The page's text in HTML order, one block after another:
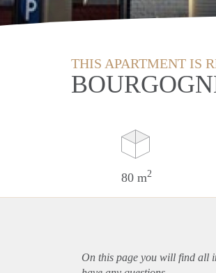
THIS APARTMENT IS
80 m2
On this page you will find all